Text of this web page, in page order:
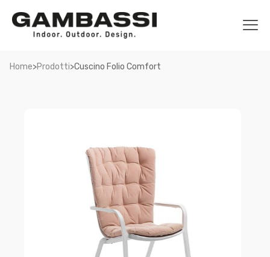
Home>Prodotti>Cuscino Folio Comfort